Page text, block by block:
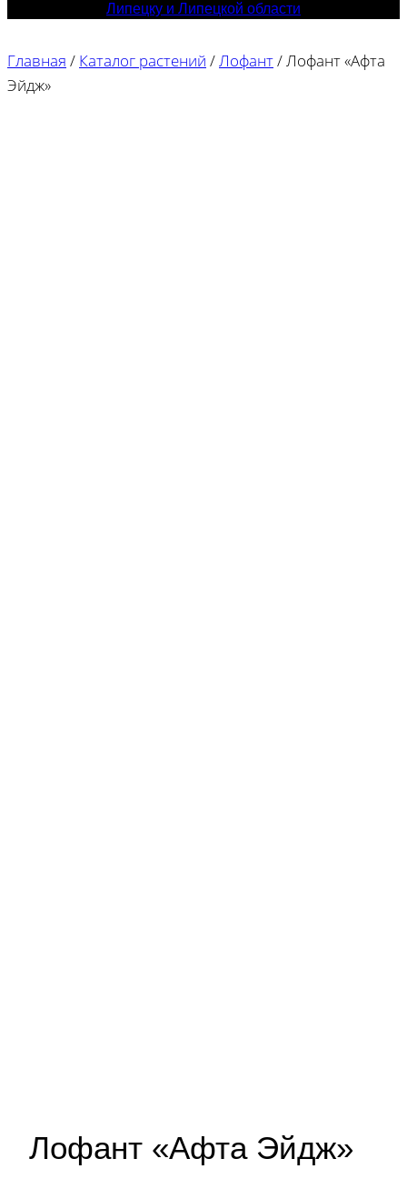
Липецку и Липецкой области
Главная / Каталог растений /Лофант/Лофант «Афта
Эйдж»
Лофант «Афта Эйдж»